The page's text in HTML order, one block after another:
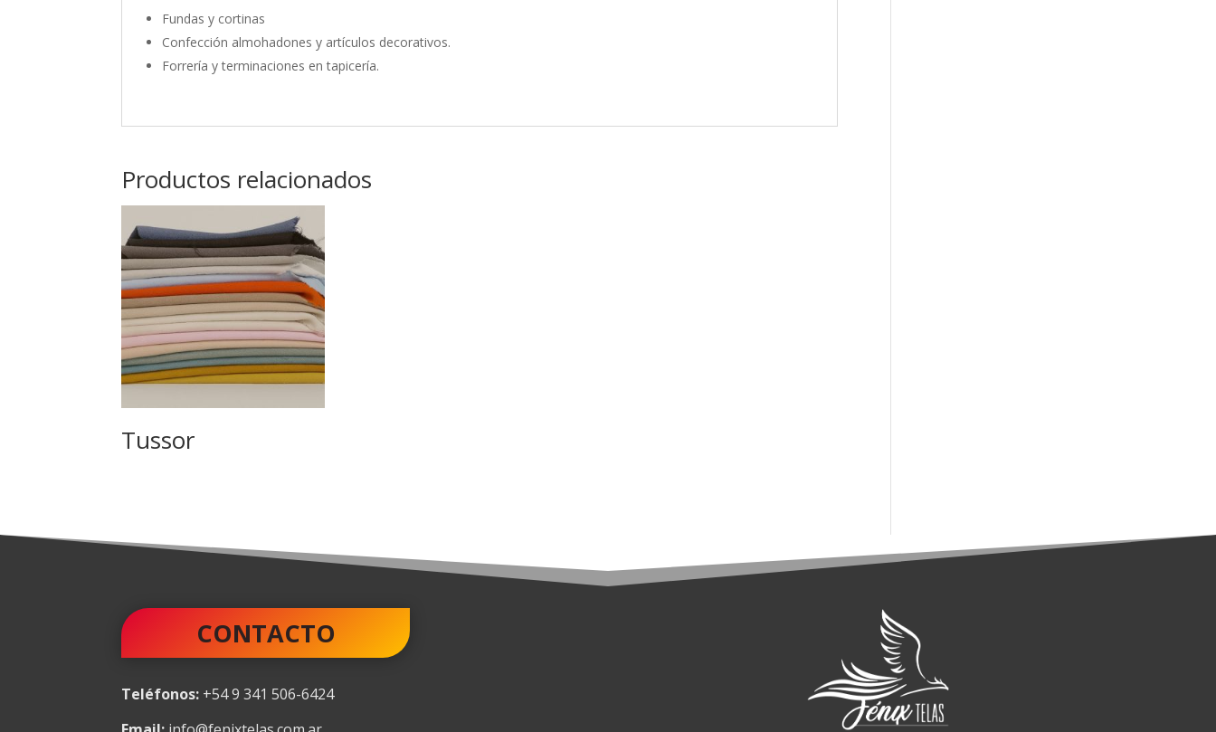
Fundas y cortinas
Confección almohadones y artículos decorativos.
Forrería y terminaciones en tapicería.
Productos relacionados
Tussor
CONTACTO
Teléfonos: +54 9 341 506-6424